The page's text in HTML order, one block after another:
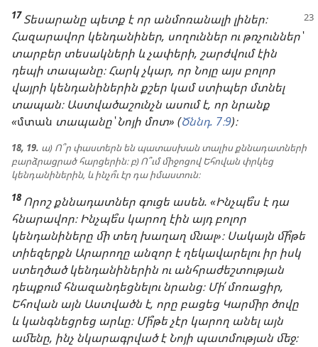
17 Տեսարանը պետք է որ անմոռանալի լիներ։
Հազարավոր կենդանիներ, սողուններ ու թռչուններ՝
տարբեր տեսակների և չափերի, շարժվում էին
դեպի տապանը։ Հարկ չկար, որ Նոյը այս բոլոր
վայրի կենդանիներին քշեր կամ ստիպեր մտնել
տապան։ Աստվածաշունչն ասում է, որ նրանք
«մտան տապանը՝ Նոյի մոտ» (Ծննդ. 7։9)։
18, 19. ա) Ո՞ր փաստերն են պատասխան տալիս քննադատների
բարձրացրած հարցերին։ բ) Ո՞ւմ միջոցով Եհովան փրկեց
կենդանիներին, և ինչո՞ւ էր դա իմաստուն։
18 Որոշ քննադատներ գուցե ասեն. «Ինչպե՞ս է դա
հնարավոր։ Ինչպե՞ս կարող էին այդ բոլոր
կենդանիները մի տեղ խաղաղ մնալ»։ Սակայն մի՞թե
տիեզերքն Արարողը անզոր է ղեկավարելու իր իսկ
ստեղծած կենդանիներին ու անհրաժեշտության
դեպքում հնազանդեցնելու նրանց։ Մի՛ մոռացիր,
Եհովան այն Աստվածն է, որը բացեց Կարմիր ծովը
և կանգնեցրեց արևը։ Մի՞թե չէր կարող անել այն
ամենը, ինչ նկարագրված է Նոյի պատմության մեջ։